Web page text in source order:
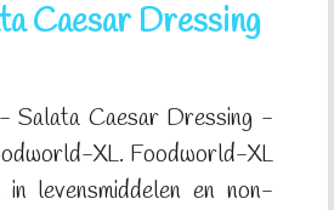
Caesar Dressing
Salata Caesar Dressing -
XL. Foodworld-XL
levensmiddelen en non-